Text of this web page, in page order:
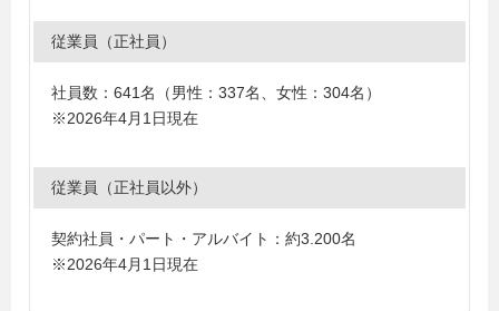
従業員（正社員）
社員数：641名（男性：337名、女性：304名）
※2026年4月1日現在
従業員（正社員以外）
契約社員・パート・アルバイト：約3.200名
※2026年4月1日現在